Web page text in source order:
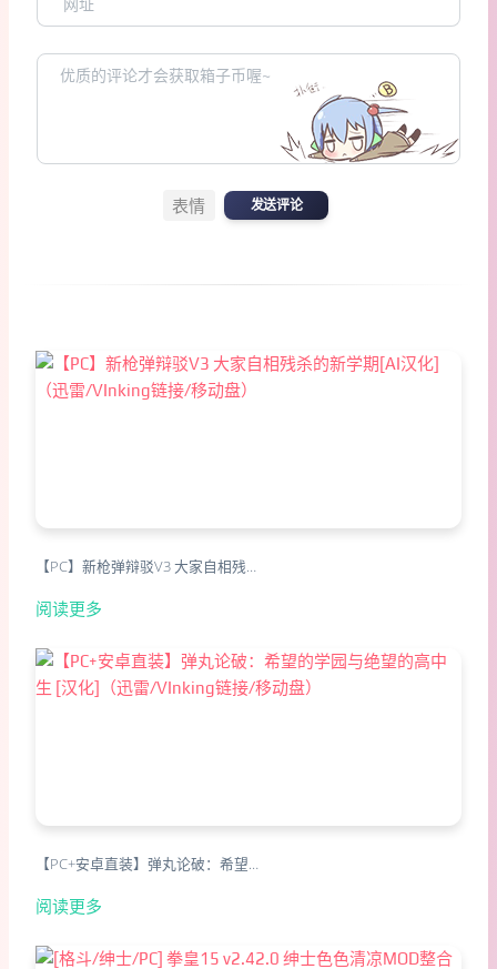
表情 发送评论
【PC】新枪弹辩驳V3 大家自相残…
阅读更多
【PC+安卓直装】弹丸论破：希望…
阅读更多